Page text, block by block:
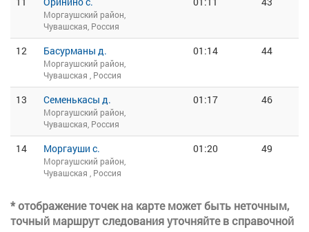
Моргаушский район,
Чувашская, Россия
12 Басурманы д.
Моргаушский район,
Чувашская , Россия
01:14 44
13 Семенькасы д.
Моргаушский район,
Чувашская, Россия
01:17 46
14 Моргауши с.
Моргаушский район,
Чувашская , Россия
01:20 49
* отображение точек на карте может быть неточным,
точный маршрут следования уточняйте в справочной